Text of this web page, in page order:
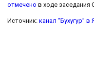
отмечено в ходе заседания
Источник: канал “Бухугур”